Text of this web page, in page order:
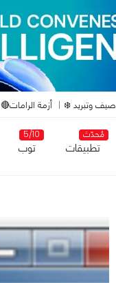
صيف وتبريد ❄️ أزمة الرامات🔴
مُحدّث
تطبيقات
5/10
توب